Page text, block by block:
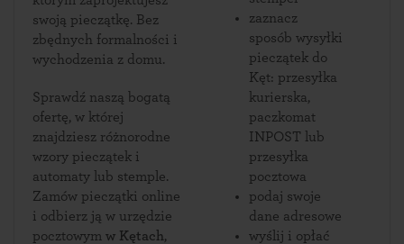
swoją pieczątkę. Bez
zbędnych formalności i
wychodzenia z domu.
Sprawdź naszą bogatą
ofertę, w której
znajdziesz różnorodne
wzory pieczątek i
automaty lub stemple.
Zamów pieczątki online
i odbierz ją w urzędzie
pocztowym w Kętach,
zaznacz
sposób wysyłki
pieczątek do
Kęt: przesyłka
kurierska,
paczkomat
INPOST lub
przesyłka
pocztowa
podaj swoje
dane adresowe
wyślij i opłać